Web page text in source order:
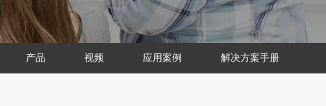
产品 视频 应用案例 解决方案手册